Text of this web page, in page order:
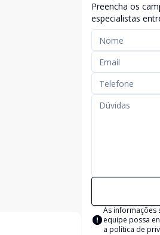
Preencha os
especialistas
As informações
equipe possa
a política de